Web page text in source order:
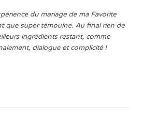
du mariage de ma Favorite
que super témouine. Au final rien de
ingrédients restant, comme
dialogue et complicité !